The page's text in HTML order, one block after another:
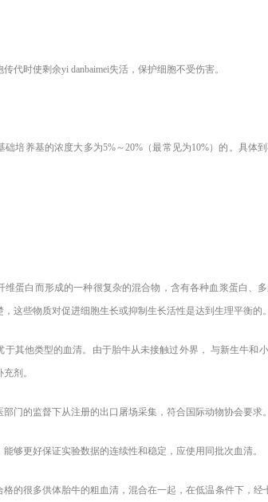
代时使剩余yi danbaimei失活，保护细胞不受伤害。
础培养基的浓度大多为5%～20%（最常见为10%）的。具体
维蛋白而形成的一种很复杂的混合物，含有各种血浆蛋白、
这些物质对促进细胞生长或抑制生长活性是达到生理平衡的
其他类型的血清。由于胎牛从未接触过外界， 与新生牛和
剂。
门的监督下从注册的出口屠场采集，符合国际动物协会要求。
够更好保证实验数据的连续性和稳定，应使用同批次血清。
格的很多供体胎牛的粗血清，混合在一起，在低温条件下，经